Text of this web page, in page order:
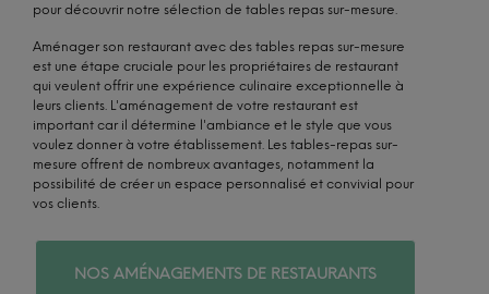
pour découvrir notre sélection de tables repas sur-mesure.
Aménager son restaurant avec des tables repas sur-mesure
est une étape cruciale pour les propriétaires de restaurant
qui veulent offrir une expérience culinaire exceptionnelle à
leurs clients. L'aménagement de votre restaurant est
important car il détermine l'ambiance et le style que vous
voulez donner à votre établissement. Les tables-repas sur-
mesure offrent de nombreux avantages, notamment la
possibilité de créer un espace personnalisé et convivial pour
vos clients.
NOS AMÉNAGEMENTS DE RESTAURANTS